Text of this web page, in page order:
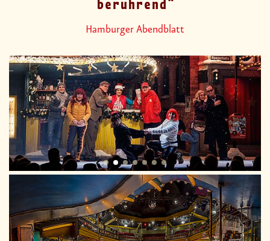
berührend
Hamburger Abendblatt